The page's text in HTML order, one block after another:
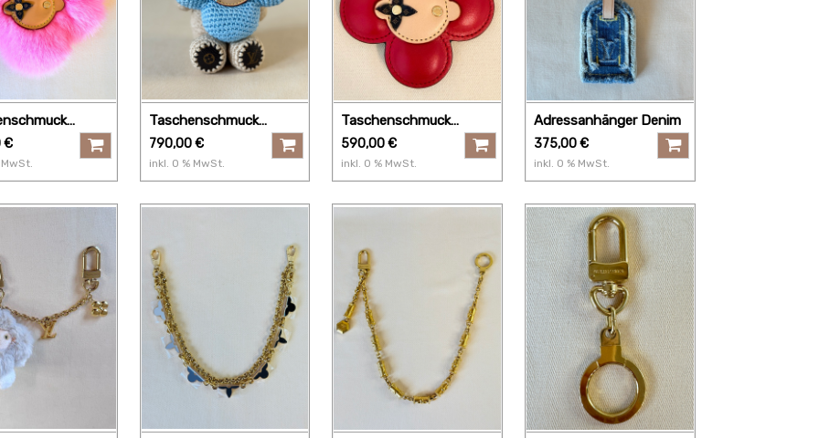
pink
€
MwSt.
Taschenschmuck
Vivienne Crochet blau
790,00€
inkl. 0 % MwSt.
Taschenschmuck
Vivienne rot
590,00€
inkl. 0 % MwSt.
Adressanhänger Denim
375,00€
inkl. 0 % MwSt.